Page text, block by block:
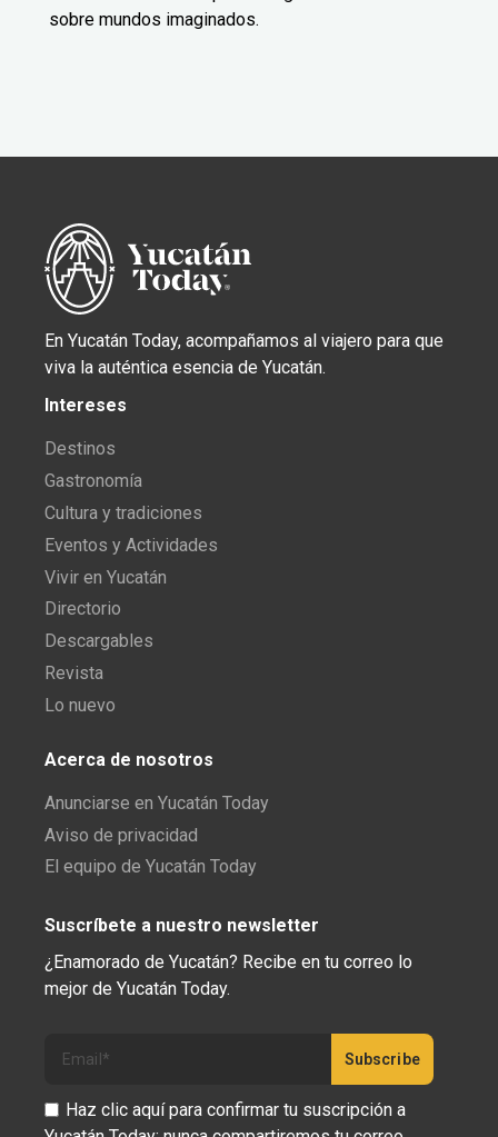
sobre mundos imaginados.
En Yucatán Today, acompañamos al viajero para que
viva la auténtica esencia de Yucatán.
Intereses
Destinos
Gastronomía
Cultura y tradiciones
Eventos y Actividades
Vivir en Yucatán
Directorio
Descargables
Revista
Lo nuevo
Acerca de nosotros
Anunciarse en Yucatán Today
Aviso de privacidad
El equipo de Yucatán Today
Suscríbete a nuestro newsletter
¿Enamorado de Yucatán? Recibe en tu correo lo
mejor de Yucatán Today.
Haz clic aquí para confirmar tu suscripción a